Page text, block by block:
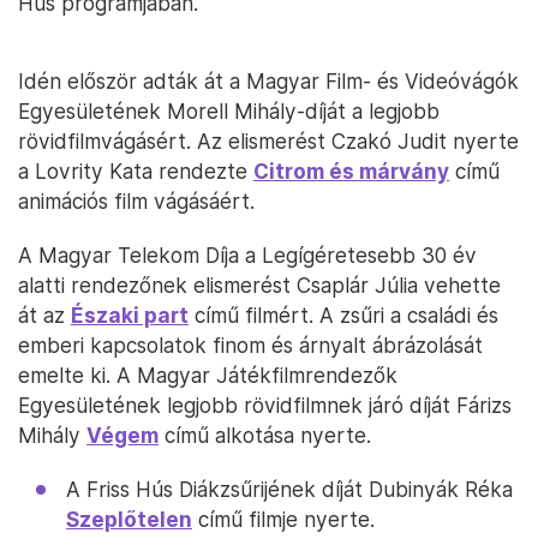
Idén először adták át a Magyar Film- és Videóvágók
Egyesületének Morell Mihály-díját a legjobb
rövidfilmvágásért. Az elismerést Czakó Judit nyerte
a Lovrity Kata rendezte Citrom és márvány című
animációs film vágásáért.
A Magyar Telekom Díja a Legígéretesebb 30 év
alatti rendezőnek elismerést Csaplár Júlia vehette
át az Északi part című filmért. A zsűri a családi és
emberi kapcsolatok finom és árnyalt ábrázolását
emelte ki. A Magyar Játékfilmrendezők
Egyesületének legjobb rövidfilmnek járó díját Fárizs
Mihály Végem című alkotása nyerte.
A Friss Hús Diákzsűrijének díját Dubinyák Réka
Szeplőtelen című filmje nyerte.